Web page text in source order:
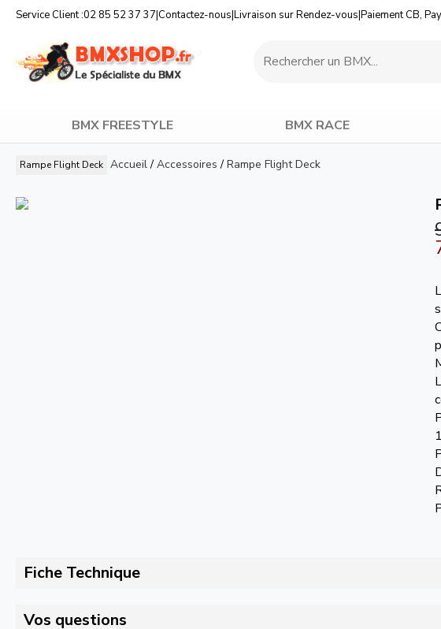
Service Client :02 85 52 37 37|Contactez-nous|Livraison sur Rendez-vous|Paiement CB,
BMX FREESTYLE BMX RACE
Rampe Flight Deck Accueil / Accessoires / Rampe Flight Deck
Fiche Technique
Vos questions